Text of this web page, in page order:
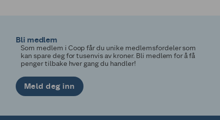
Bli medlem
Som medlem i Coop får du unike medlemsfordeler som
kan spare deg for tusenvis av kroner. Bli medlem for å få
penger tilbake hver gang du handler!
Meld deg inn